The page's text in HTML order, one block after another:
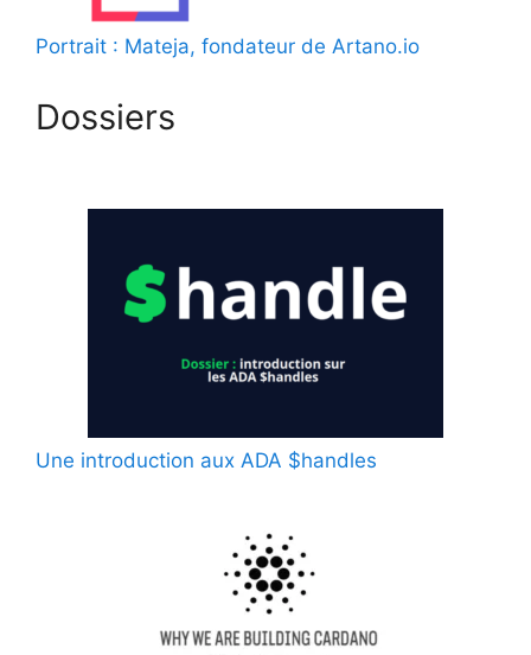
Portrait : Mateja, fondateur de Artano.io
Dossiers
Une introduction aux ADA $handles